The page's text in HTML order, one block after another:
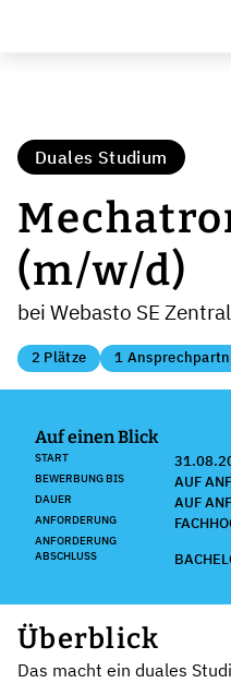
Duales Studium
(m/w/d)
bei Webasto SE
2 Plätze 1
Auf einen Blick
START
BEWERBUNG BIS AUF
DAUER AUF
ANFORDERUNG
ANFORDERUNG
ABSCHLUSS
Überblick
Das macht ein duales